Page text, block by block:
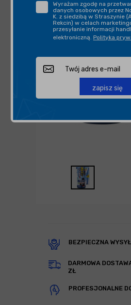
BEZPIECZNA
DARMOWA
ZŁ
PROFESJONALNE
Wyrażam zgodę na
danych osobowych przez
K. z siedzibą w Straszynie
Rekcin) w celach
przesyłanie informacji
elektroniczną. Polityka
zapisz się